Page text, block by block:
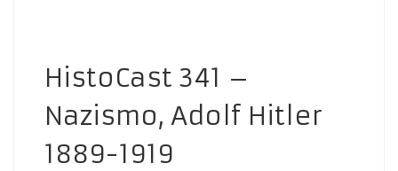
HistoCast 341 –
Nazismo, Adolf Hitler
1889-1919